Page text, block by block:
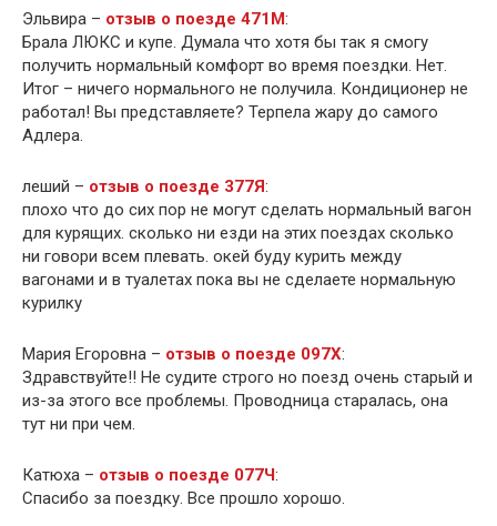
Эльвира – отзыв о поезде 471М:
Брала ЛЮКС и купе. Думала что хотя бы так я смогу
получить нормальный комфорт во время поездки. Нет.
Итог – ничего нормального не получила. Кондиционер не
работал! Вы представляете? Терпела жару до самого
Адлера.
леший – отзыв о поезде 377Я:
плохо что до сих пор не могут сделать нормальный вагон
для курящих. сколько ни езди на этих поездах сколько
ни говори всем плевать. окей буду курить между
вагонами и в туалетах пока вы не сделаете нормальную
курилку
Мария Егоровна – отзыв о поезде 097Х:
Здравствуйте!! Не судите строго но поезд очень старый и
из-за этого все проблемы. Проводница старалась, она
тут ни при чем.
Катюха – отзыв о поезде 077Ч:
Спасибо за поездку. Все прошло хорошо.